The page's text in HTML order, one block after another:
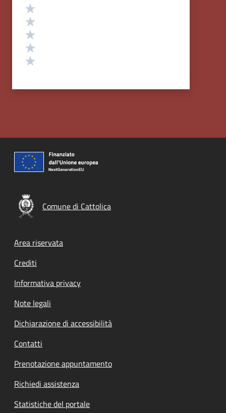
Valutazione
Comune di Cattolica
Footer menu
Area riservata
Crediti
Informativa privacy
Note legali
Dichiarazione di accessibilità
Contatti
Prenotazione appuntamento
Richiedi assistenza
Statistiche del portale